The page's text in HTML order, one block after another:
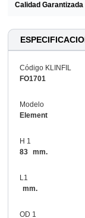
Calidad Garantizada
Código KLINFIL
FO1701
Modelo
Element
H 1
83 mm.
L1
mm.
OD 1